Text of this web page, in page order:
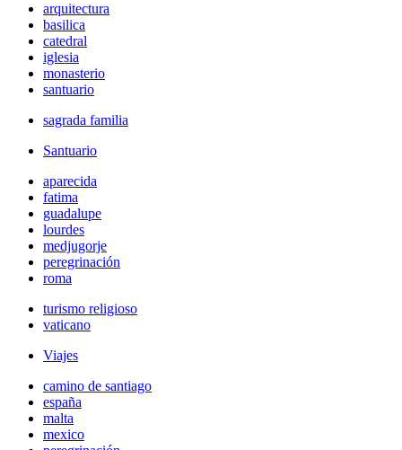
arquitectura
basilica
catedral
iglesia
monasterio
santuario
sagrada familia
Santuario
aparecida
fatima
guadalupe
lourdes
medjugorje
peregrinación
roma
turismo religioso
vaticano
Viajes
camino de santiago
españa
malta
mexico